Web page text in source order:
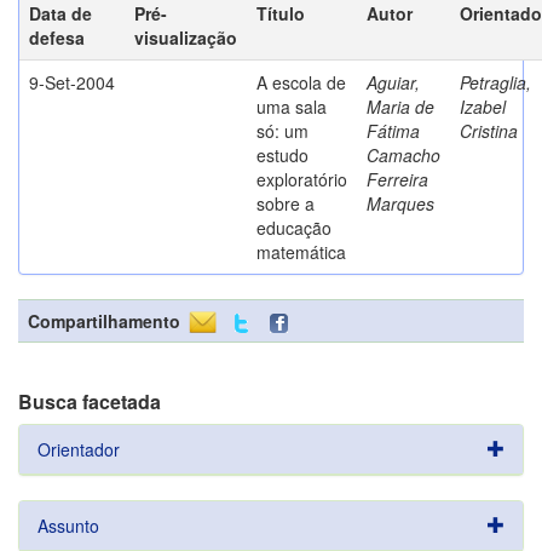
Data de
defesa
Pré-
visualização
Título Autor
9-Set-2004
A escola de
uma sala
só: um
estudo
exploratório
sobre a
educação
matemática
Aguiar,
Maria de
Fátima
Camacho
Ferreira
Marques
Petraglia,
Izabel
Cristina
Compartilhamento
Busca facetada
Orientador
Assunto